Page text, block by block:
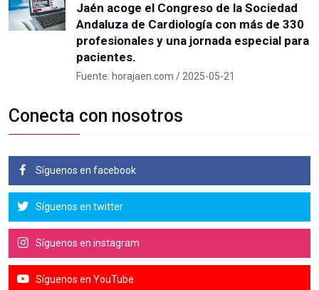
Jaén acoge el Congreso de la Sociedad
Andaluza de Cardiología con más de 330
profesionales y una jornada especial para
pacientes.
Fuente: horajaen.com / 2025-05-21
Conecta con nosotros
Síguenos en facebook
Síguenos en twitter
Síguenos en instagram
Síguenos en YouTube